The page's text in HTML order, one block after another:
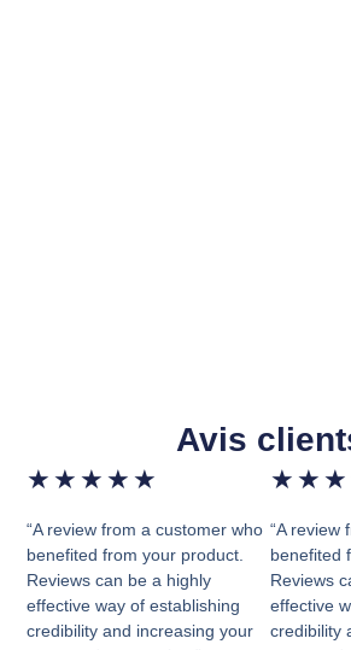
Avis
★ ★ ★ ★ ★
“A review from a customer who
benefited from your product.
Reviews can be a highly
effective way of establishing
credibility and increasing your
★ ★ ★
“A review
benefited
Reviews
effective
credibility